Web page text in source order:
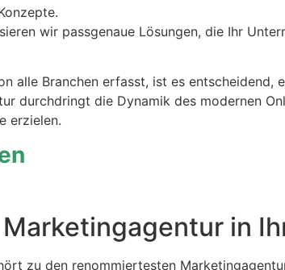
wir passgenaue Lösungen, die Ihr
alle Branchen erfasst, ist es entscheidend,
durchdringt die Dynamik des modernen
erzielen.
in
zu den renommiertesten